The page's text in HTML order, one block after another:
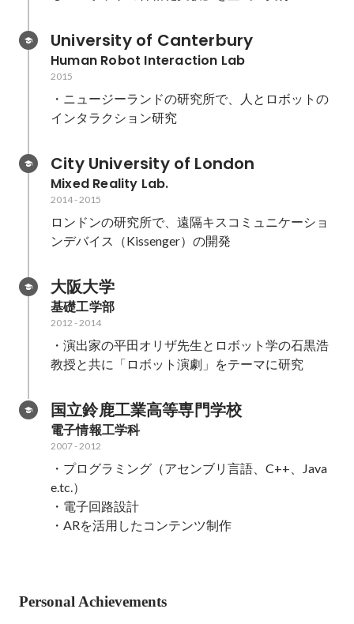
University of Canterbury
Human Robot Interaction Lab
2015
・ニュージーランドの研究所で、人とロボットの
インタラクション研究
City University of London
Mixed Reality Lab.
2014- 2015
ロンドンの研究所で、遠隔キスコミュニケーショ
ンデバイス（Kissenger）の開発
大阪大学
基礎工学部
2012 - 2014
・演出家の平田オリザ先生とロボット学の石黒浩
教授と共に「ロボット演劇」をテーマに研究
国立鈴鹿工業高等専門学校
電子情報工学科
2007- 2012
・プログラミング（アセンブリ言語、C++、Java
e.tc.）
・電子回路設計
・ARを活用したコンテンツ制作
Personal Achievements